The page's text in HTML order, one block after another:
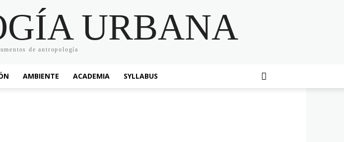
URBANA
de antropología
AMBIENTE ACADEMIA SYLLABUS